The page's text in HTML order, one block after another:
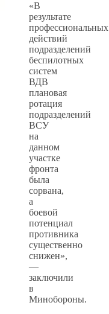
«В
результате
профессиональных
действий
подразделений
беспилотных
систем
ВДВ
плановая
ротация
подразделений
ВСУ
на
данном
участке
фронта
была
сорвана,
а
боевой
потенциал
противника
существенно
снижен»,
—
заключили
в
Минобороны.